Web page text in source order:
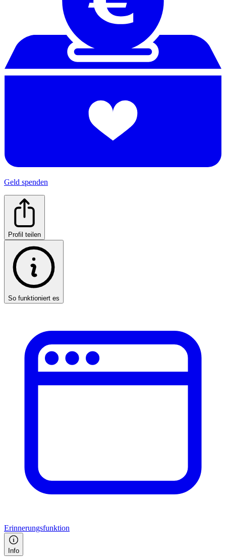
Geld spenden
Profil teilen
So funktioniert es
Erinnerungsfunktion
Info